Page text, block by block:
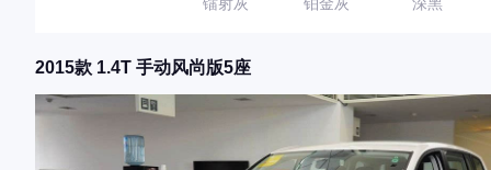
2015款 1.4T 手动风尚版5座